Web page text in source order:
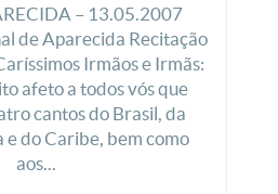
– 13.05.2007
de Aparecida Recitação
Irmãos e Irmãs:
afeto a todos vós que
cantos do Brasil, da
do Caribe, bem como
aos...